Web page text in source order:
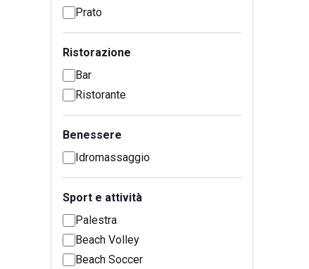
Prato
Ristorazione
Bar
Ristorante
Benessere
Idromassaggio
Sport e attività
Palestra
Beach Volley
Beach Soccer